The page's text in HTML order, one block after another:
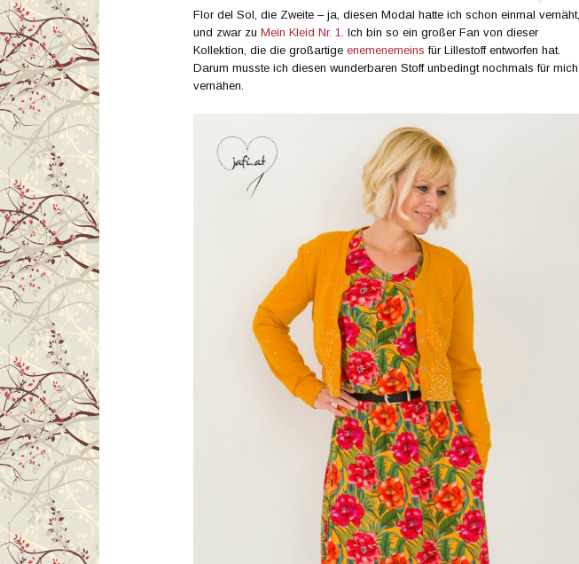
Flor del Sol, die Zweite – ja, diesen Modal hatte ich schon einmal vernäht,
und zwar zu Mein Kleid Nr. 1
. Ich bin so ein großer Fan von dieser
Kollektion, die die großartige enemenemeins für Lillestoff entworfen hat.
Darum musste ich diesen wunderbaren Stoff unbedingt nochmals für mich
vernähen.